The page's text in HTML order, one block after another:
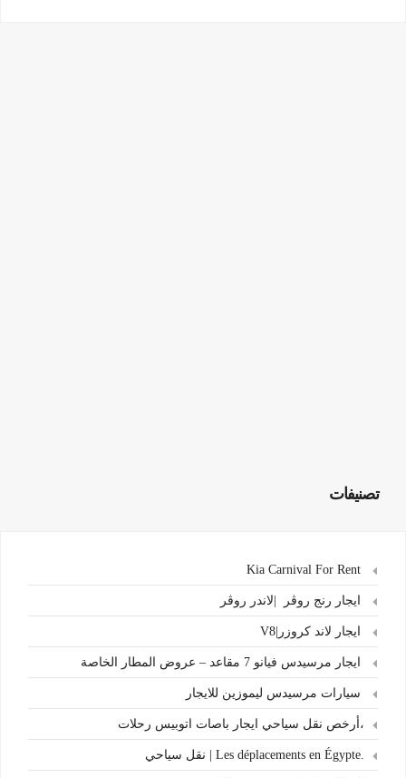
تصنيفات
ايجار رنج روڤر |لاندر روڤر
ايجار لاند كروزر|V8
ايجار مرسيدس فيانو 7 مقاعد – عروض المطار الخاصة
سيارات مرسيدس ليموزين للايجار
،أرخص نقل سياحي ايجار باصات اتوبيس رحلات
.Les déplacements en Égypte | نقل سياحي